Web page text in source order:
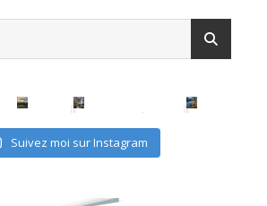
Suivez moi sur Instagram